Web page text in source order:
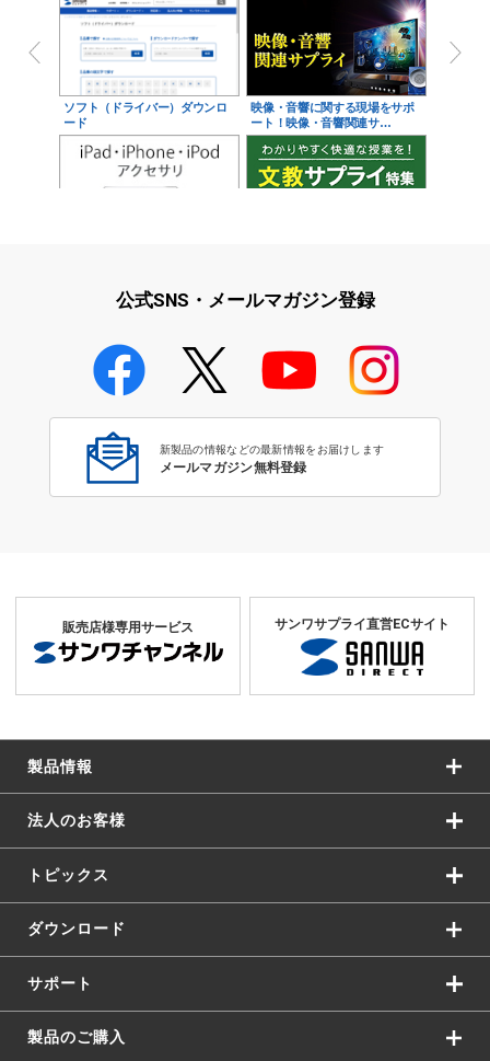
ソフト（ドライバー）ダウンロ
ード
映像・音響に関する現場をサポ
ート！映像・音響関連サ…
学校教育のICT環境整備特集
公式SNS・メールマガジン登録
新製品の情報などの最新情報をお届けします
メールマガジン無料登録
販売店様専用サービス サンワサプライ直営ECサイト
製品情報
法人のお客様
トピックス
ダウンロード
サポート
製品のご購入